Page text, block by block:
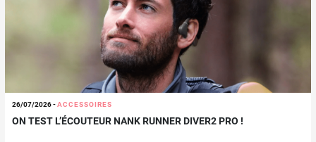
26/07/2026-ACCESSOIRES
ON TEST L’ÉCOUTEUR NANK RUNNER DIVER2 PRO !